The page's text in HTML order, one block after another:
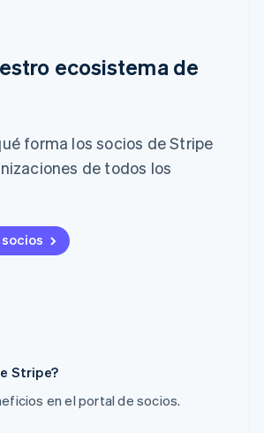
ecosistema de
forma los socios de Stripe
de todos los
Stripe?
en el portal de socios.